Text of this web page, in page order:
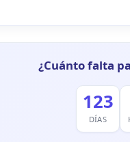
¿Cuánto falta
123
DÍAS